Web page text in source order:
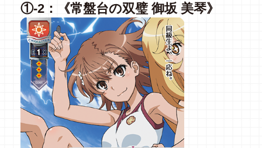
①-2：《常盤台の双璧 御坂 美琴》